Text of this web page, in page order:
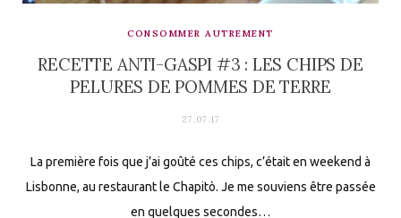
CONSOMMER AUTREMENT
RECETTE ANTI-GASPI #3 : LES CHIPS DE
PELURES DE POMMES DE TERRE
27.07.17
La première fois que j’ai goûté ces chips, c’était en weekend à
Lisbonne, au restaurant le Chapitò. Je me souviens être passée
en quelques secondes…